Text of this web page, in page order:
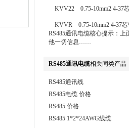
KVV22 0.75-10mm2 4-37
KVVR 0.75-10mm2 4-37芯
RS485通讯电缆核心提示：
他一切信息……
RS485通讯电缆相关同类产品
RS485通讯线
RS485电缆 价格
RS485 价格
RS485 1*2*24AWG线缆